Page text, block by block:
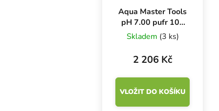
Aqua Master Tools
pH 7.00 pufr 100
ml, kalibrační
roztok BOX 18 ks
Skladem (3 ks)
2 206 Kč
VLOŽIT DO KOŠÍKU